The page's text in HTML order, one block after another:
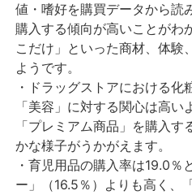
値・嗜好を購買データから読
購入する傾向が高いことがわ
こだけ」といった商材、体験
ようです。
・ドラッグストアにおける化
「美容」に対する関心は高い
「プレミアム商品」を購入
かな様子がうかがえます。
・育児用品の購入率は19.0
ー」（16.5％）よりも高く、